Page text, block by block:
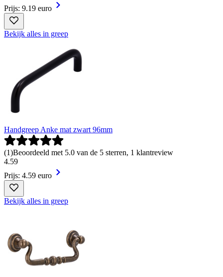
Prijs: 9.19 euro
Bekijk alles in greep
Handgreep Anke mat zwart 96mm
(1)Beoordeeld met 5.0 van de 5 sterren, 1 klantreview
4.59
Prijs: 4.59 euro
Bekijk alles in greep